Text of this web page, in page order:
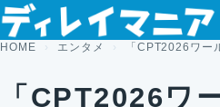
コンテンツへスキップ
HOME エンタメ 「CPT2026ワー
「CPT2026ワ